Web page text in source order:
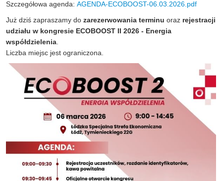
Szczegółowa agenda: AGENDA-ECOBOOST-06.03.2026.pdf
Już dziś zapraszamy do zarezerwowania terminu oraz rejestracji
udziału w kongresie ECOBOOST II 2026 - Energia
współdzielenia.
Liczba miejsc jest ograniczona.